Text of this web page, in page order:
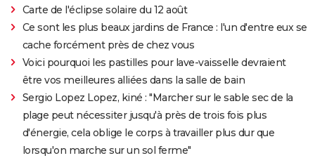
Carte de l'éclipse solaire du 12 août
Ce sont les plus beaux jardins de France : l'un d'entre eux se
cache forcément près de chez vous
Voici pourquoi les pastilles pour lave-vaisselle devraient
être vos meilleures alliées dans la salle de bain
Sergio Lopez Lopez, kiné : "Marcher sur le sable sec de la
plage peut nécessiter jusqu'à près de trois fois plus
d'énergie, cela oblige le corps à travailler plus dur que
lorsqu'on marche sur un sol ferme"